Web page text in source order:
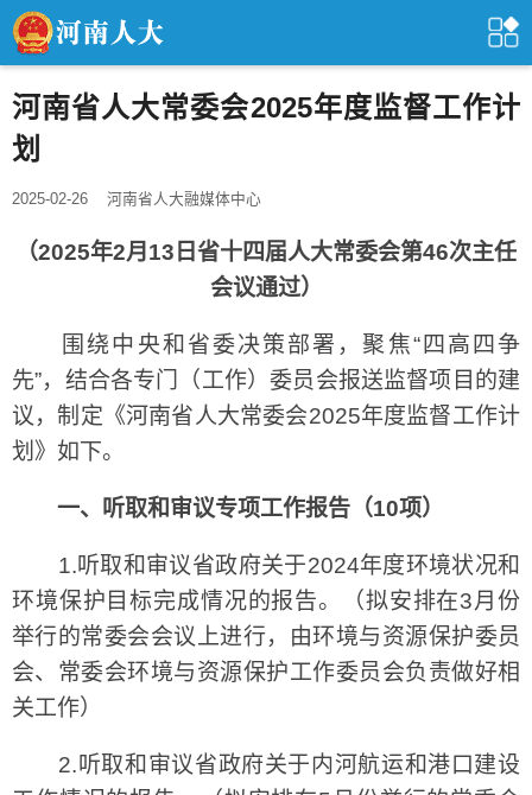
河南省人大常委会2025年度监督工作计
划
2025-02-26 河南省人大融媒体中心
（2025年2月13日省十四届人大常委会第46次主任
会议通过）
围绕中央和省委决策部署，聚焦“四高四争
先”，结合各专门（工作）委员会报送监督项目的建
议，制定《河南省人大常委会2025年度监督工作计
划》如下。
一、听取和审议专项工作报告（10项）
1.听取和审议省政府关于2024年度环境状况和
环境保护目标完成情况的报告。（拟安排在3月份
举行的常委会会议上进行，由环境与资源保护委员
会、常委会环境与资源保护工作委员会负责做好相
关工作）
2.听取和审议省政府关于内河航运和港口建设